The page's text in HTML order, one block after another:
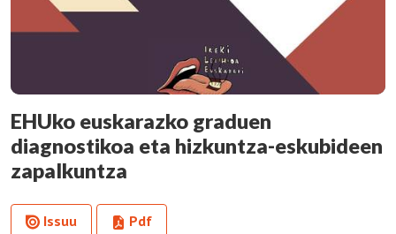
EHUko euskarazko graduen
diagnostikoa eta hizkuntza-eskubideen
zapalkuntza
Issuu Pdf